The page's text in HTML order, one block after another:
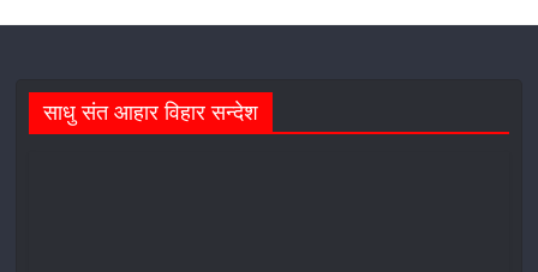
साधु संत आहार विहार सन्देश